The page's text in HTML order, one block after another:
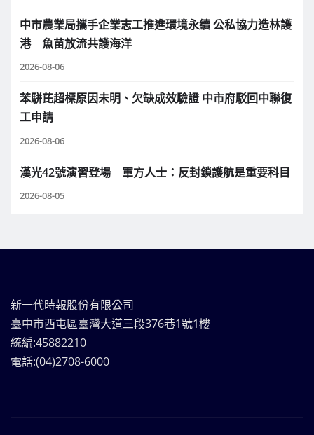
中市農業局攜手企業志工推進環境永續 公私協力造林護
港 魚苗放流共護海洋
2026-08-06
苯駢芘超標原因未明、欠缺成效驗證 中市府駁回中聯復
工申請
2026-08-06
漢光42號演習登場 軍方人士：反封鎖護航是重要科目
2026-08-05
新一代時報股份有限公司
臺中市西屯區臺灣大道三段376巷1號1樓
統編:45882210
電話:(04)2708-6000